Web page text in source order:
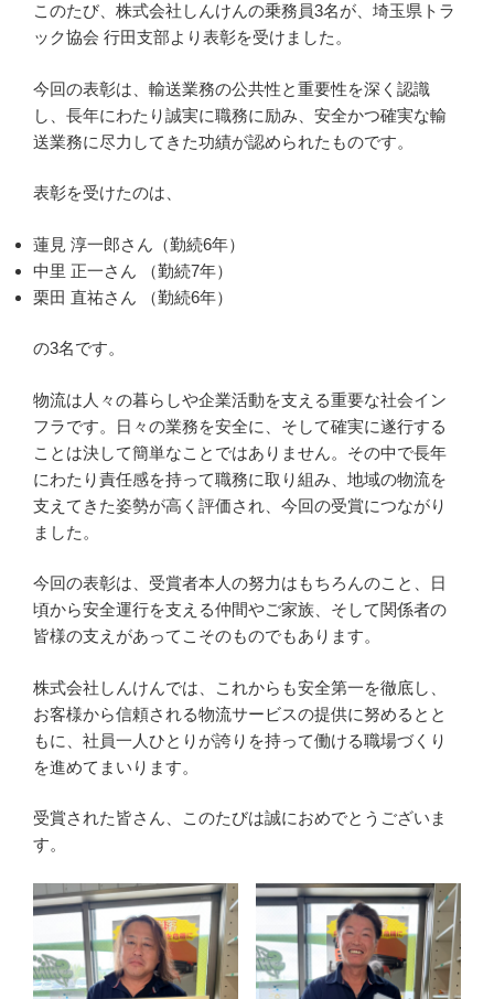
このたび、株式会社しんけんの乗務員3名が、埼玉県トラ
ック協会 行田支部より表彰を受けました。
今回の表彰は、輸送業務の公共性と重要性を深く認識
し、長年にわたり誠実に職務に励み、安全かつ確実な輸
送業務に尽力してきた功績が認められたものです。
表彰を受けたのは、
蓮見 淳一郎さん（勤続6年）
中里 正一さん （勤続7年）
栗田 直祐さん （勤続6年）
の3名です。
物流は人々の暮らしや企業活動を支える重要な社会イン
フラです。日々の業務を安全に、そして確実に遂行する
ことは決して簡単なことではありません。その中で長年
にわたり責任感を持って職務に取り組み、地域の物流を
支えてきた姿勢が高く評価され、今回の受賞につながり
ました。
今回の表彰は、受賞者本人の努力はもちろんのこと、日
頃から安全運行を支える仲間やご家族、そして関係者の
皆様の支えがあってこそのものでもあります。
株式会社しんけんでは、これからも安全第一を徹底し、
お客様から信頼される物流サービスの提供に努めるとと
もに、社員一人ひとりが誇りを持って働ける職場づくり
を進めてまいります。
受賞された皆さん、このたびは誠におめでとうございま
す。